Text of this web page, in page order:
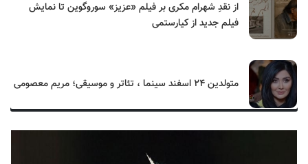
از نقدِ شهرام مکری بر فیلم «عزیز» سوروگوین تا نمایش
فیلم جدید از کیارستمی
متولدین ۲۴ اسفند سینما ، تئاتر و موسیقی؛ مریم معصومی